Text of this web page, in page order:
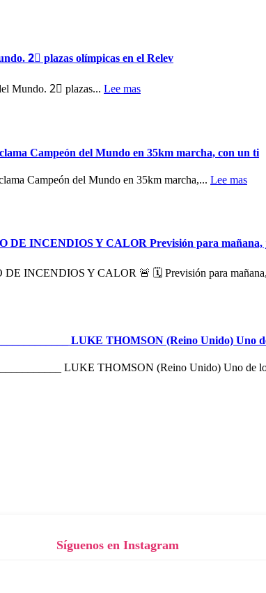
2⃣ plazas olímpicas en el Relev
Mundo. 2⃣ plazas... Lee mas
Campeón del Mundo en 35km marcha, con un ti
Campeón del Mundo en 35km marcha,... Lee mas
INCENDIOS Y CALOR Previsión para mañana,
INCENDIOS Y CALOR 🚨 🗓️ Previsión para mañana,
LUKE THOMSON (Reino Unido) Uno
LUKE THOMSON (Reino Unido) Uno de los
Síguenos en Instagram